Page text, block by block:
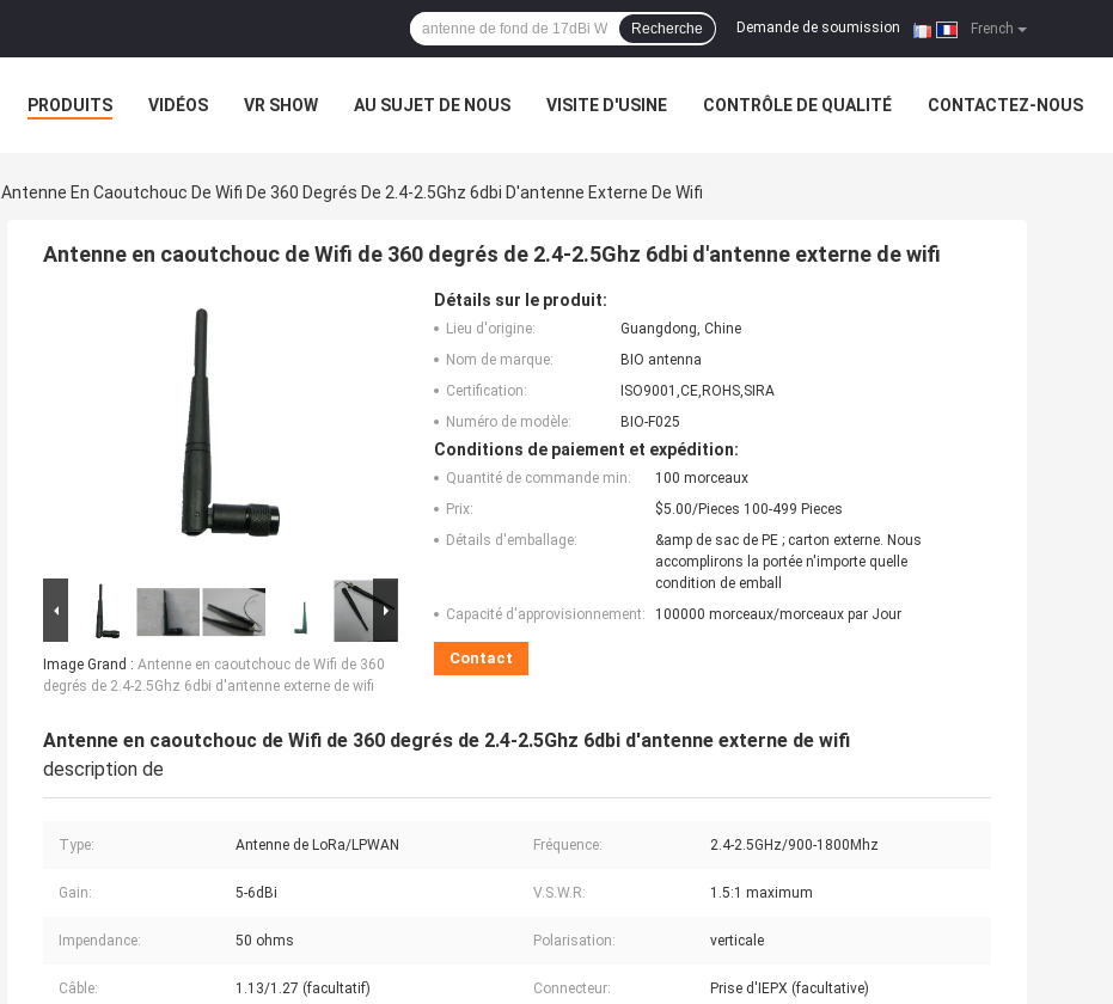
French
Demande de soumission |
Recherche
PRODUITS VIDÉOS VR SHOW AU SUJET DE NOUS VISITE D'USINE CONTRÔLE DE QUALITÉ CONTACTEZ-NOUS
Antenne En Caoutchouc De Wifi De 360 Degrés De 2.4-2.5Ghz 6dbi D'antenne Externe De Wifi
Antenne en caoutchouc de Wifi de 360 degrés de 2.4-2.5Ghz 6dbi d'antenne externe de wifi
Image Grand : Antenne en caoutchouc de Wifi de 360
degrés de 2.4-2.5Ghz 6dbi d'antenne externe de wifi
Détails sur le produit:
Lieu d'origine:
Guangdong, Chine
Nom de marque:
BIO antenna
Certification:
ISO9001,CE,ROHS,SIRA
Numéro de modèle:
BIO-F025
Conditions de paiement et expédition:
Quantité de commande min:
100 morceaux
Prix:
$5.00/Pieces 100-499 Pieces
Détails d'emballage:
&amp de sac de PE ; carton externe. Nous
accomplirons la portée n'importe quelle
condition de emball
Capacité d'approvisionnement:
100000 morceaux/morceaux par Jour
Contact
Antenne en caoutchouc de Wifi de 360 degrés de 2.4-2.5Ghz 6dbi d'antenne externe de wifi
description de
Type: Antenne de LoRa/LPWAN Fréquence: 2.4-2.5GHz/900-1800Mhz
Gain: 5-6dBi V.S.W.R: 1.5:1 maximum
Impendance: 50 ohms Polarisation: verticale
Câble: 1.13/1.27 (facultatif) Connecteur: Prise d'IEPX (facultative)